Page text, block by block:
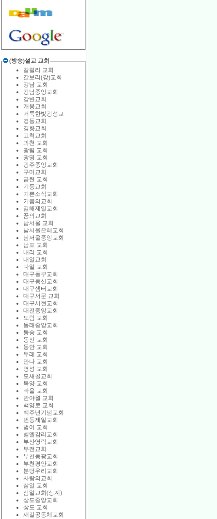
(방송)설교 교회
갈릴리 교회
갈보리(강)교회
강남 교회
강남중앙교회
강변교회
개봉교회
거룩한빛광성교
경동교회
경향교회
고척교회
과천 교회
광림 교회
광명 교회
광주중앙교회
구미교회
금란 교회
기둥교회
기쁜소식교회
기쁨의교회
김해제일교회
꿈의교회
남서울 교회
남서울은혜교회
남서울중앙교회
남포 교회
내리 교회
내일교회
다일 교회
대구동부교회
대구동신교회
대구샘터교회
대구서문 교회
대구서현교회
대전중앙교회
도림 교회
동래중앙교회
동숭 교회
동신 교회
동안 교회
두레 교회
만나 교회
명성 교회
모새골교회
목양 교회
바울 교회
반야월 교회
백양로 교회
백주년기념교회
번동제일교회
범어 교회
벧엘감리교회
부산영락교회
부전교회
부천동광교회
부천평안교회
분당우리교회
사랑의교회
삼일 교회
삼일교회(상계)
상도중앙교회
상도 교회
새길공동체교회